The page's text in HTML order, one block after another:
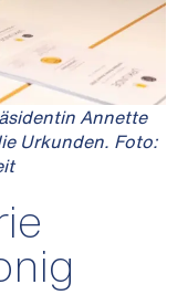
Annette
Urkunden. Foto: